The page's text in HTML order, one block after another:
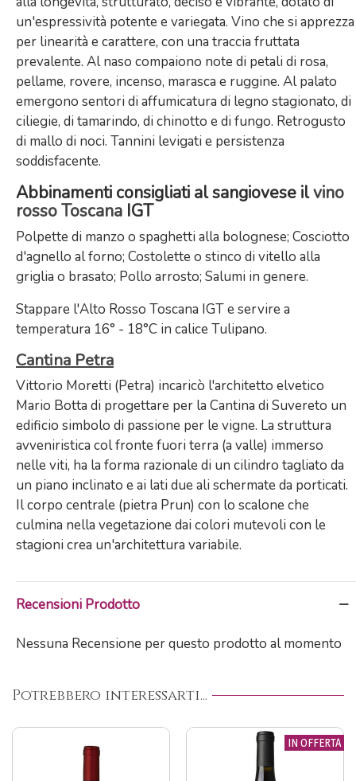
un'espressività potente e variegata. Vino che si apprezza
per linearità e carattere, con una traccia fruttata
prevalente. Al naso compaiono note di petali di rosa,
pellame, rovere, incenso, marasca e ruggine. Al palato
emergono sentori di affumicatura di legno stagionato, di
ciliegie, di tamarindo, di chinotto e di fungo. Retrogusto
di mallo di noci. Tannini levigati e persistenza
soddisfacente.
Abbinamenti consigliati al sangiovese ilvino
rosso Toscana IGT
Polpette di manzo o spaghetti alla bolognese; Cosciotto
d'agnello al forno; Costolette o stinco di vitello alla
griglia o brasato; Pollo arrosto; Salumi in genere.
Stappare l'Alto Rosso Toscana IGT e servire a
temperatura 16° - 18°C in calice Tulipano.
Cantina Petra
Vittorio Moretti (Petra) incaricò l'architetto elvetico
Mario Botta di progettare per la Cantina di Suvereto un
edificio simbolo di passione per le vigne. La struttura
avveniristica col fronte fuori terra (a valle) immerso
nelle viti, ha la forma razionale di un cilindro tagliato da
un piano inclinato e ai lati due ali schermate da porticati.
Il corpo centrale (pietra Prun) con lo scalone che
culmina nella vegetazione dai colori mutevoli con le
stagioni crea un'architettura variabile.
Recensioni Prodotto
Nessuna Recensione per questo prodotto al momento
Potrebbero interessarti...
IN OFFERTA